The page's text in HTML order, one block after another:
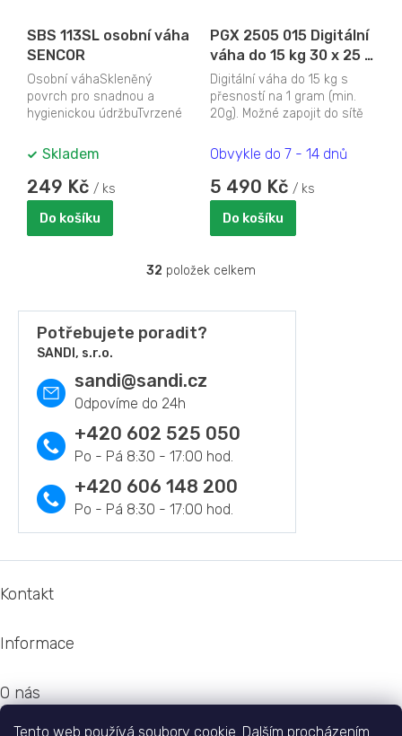
Tento web používá soubory cookie. Dalším procházením
SBS 113SL osobní váha
SENCOR
Osobní váhaSkleněný
povrch pro snadnou a
hygienickou údržbuTvrzené
mm)Slim design (výška 24...
Skladem
249 Kč / ks
Do košíku
PGX 2505 015 Digitální
váha do 15 kg 30 x 25 x
10 cm
Digitální váha do 15 kg s
přesností na 1 gram (min.
20g). Možné zapojit do sítě
Váha...
Obvykle do 7 - 14 dnů
5 490 Kč / ks
Do košíku
O
l
á
c
r
v
k
y
v
ý
p
s
32 položek celkem
Potřebujete poradit?
SANDI, s.r.o.
sandi@sandi.cz
+420 602 525 050
+420 606 148 200
á
t
Kontakt
Informace
O nás